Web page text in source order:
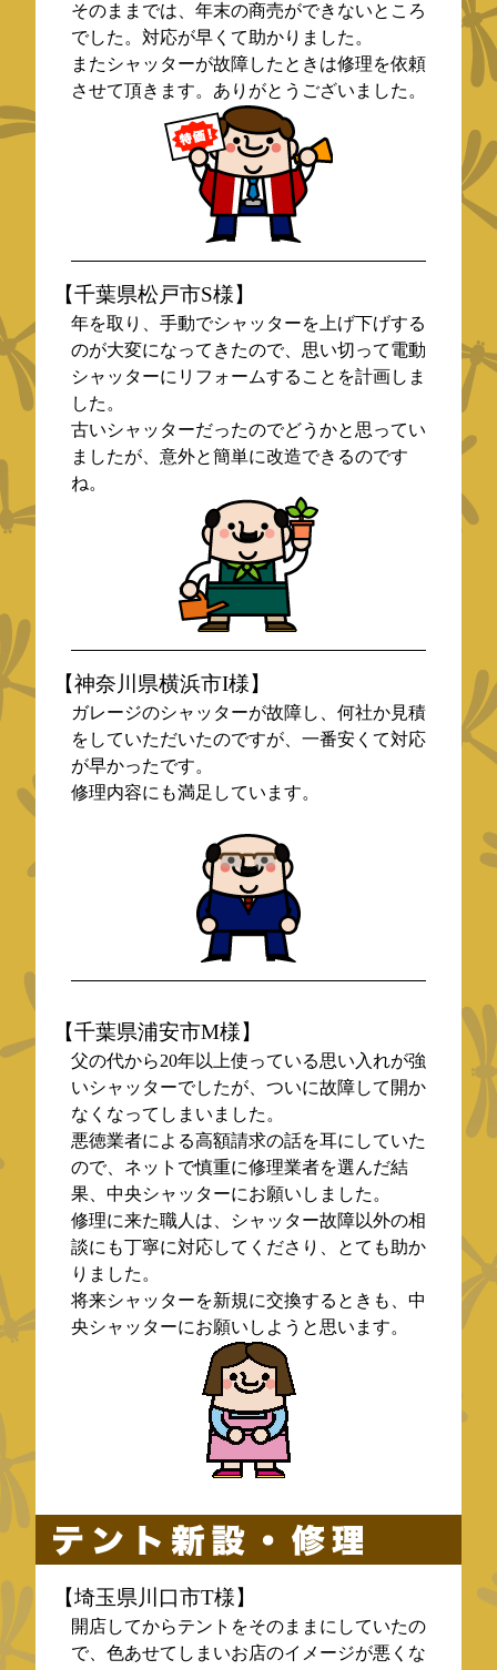
そのままでは、年末の商売ができないところ
でした。対応が早くて助かりました。
またシャッターが故障したときは修理を依頼
させて頂きます。ありがとうございました。
【千葉県松戸市S様】
年を取り、手動でシャッターを上げ下げする
のが大変になってきたので、思い切って電動
シャッターにリフォームすることを計画しま
した。
古いシャッターだったのでどうかと思ってい
ましたが、意外と簡単に改造できるのです
ね。
【神奈川県横浜市I様】
ガレージのシャッターが故障し、何社か見積
をしていただいたのですが、一番安くて対応
が早かったです。
修理内容にも満足しています。
【千葉県浦安市M様】
父の代から20年以上使っている思い入れが強
いシャッターでしたが、ついに故障して開か
なくなってしまいました。
悪徳業者による高額請求の話を耳にしていた
ので、ネットで慎重に修理業者を選んだ結
果、中央シャッターにお願いしました。
修理に来た職人は、シャッター故障以外の相
談にも丁寧に対応してくださり、とても助か
りました。
将来シャッターを新規に交換するときも、中
央シャッターにお願いしようと思います。
【埼玉県川口市T様】
開店してからテントをそのままにしていたの
で、色あせてしまいお店のイメージが悪くな